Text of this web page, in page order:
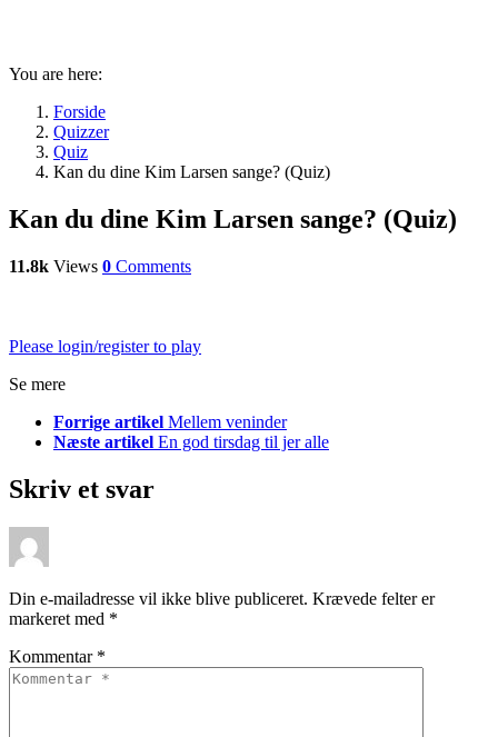
You are here:
Forside
Quizzer
Quiz
Kan du dine Kim Larsen sange? (Quiz)
Kan du dine Kim Larsen sange? (Quiz)
11.8k Views 0 Comments
Please login/register to play
Se mere
Forrige artikel Mellem veninder
Næste artikel En god tirsdag til jer alle
Skriv et svar
Din e-mailadresse vil ikke blive publiceret. Krævede felter er
markeret med *
Kommentar *